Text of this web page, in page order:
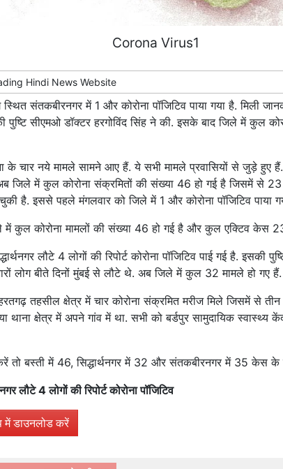
Corona Virus1
Hindi News Website
स्थित संतकबीरनगर में 1 और कोरोना पॉजिटिव पाया गया है. मिली
पुष्टि सीएमओ डॉक्टर हरगोविंद सिंह ने की. इसके बाद जिले में कुल
के चार नये मामले सामने आए हैं. ये सभी मामले प्रवासियों से जुड़े हुए हैं.
जिले में कुल कोरोना संक्रमितों की संख्या 46 हो गई है जिसमें से 23
है. इससे पहले मंगलवार को जिले में 1 और कोरोना पॉजिटिव पाया
में कुल कोरोना मामलों की संख्या 46 हो गई है और कुल एक्टिव केस
लौटे 4 लोगों की रिपोर्ट कोरोना पॉजिटिव पाई गई है. इसकी
लोग बीते दिनों मुंबई से लौटे थे. अब जिले में कुल 32 मामले हो गए हैं.
तहसील क्षेत्र में चार कोरोना संक्रमित मरीज मिले जिसमें से
थाना क्षेत्र में अपने गांव में था. सभी को बर्डपुर सामुदायिक स्वास्थ्य
तो बस्ती में 46, सिद्धार्थनगर में 32 और संतकबीरनगर में 35 केस के
लौटे 4 लोगों की रिपोर्ट कोरोना पॉजिटिव
में डाउनलोड करें